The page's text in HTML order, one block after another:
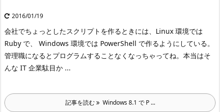
2016/01/19
会社でちょっとしたスクリプトを作るときには、Linux 環境では
Ruby で、 Windows 環境では PowerShell で作るようにしている。
管理職になるとプログラムすることなくなっちゃってね。本当はそ
んな IT 企業駄目か ...
記事を読む Windows 8.1 で P ...